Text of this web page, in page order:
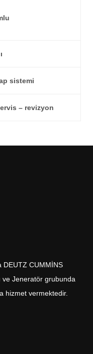
sistemi
– revizyon
DEUTZ CUMMİNS
ve Jeneratör grubunda
hizmet vermektedir.